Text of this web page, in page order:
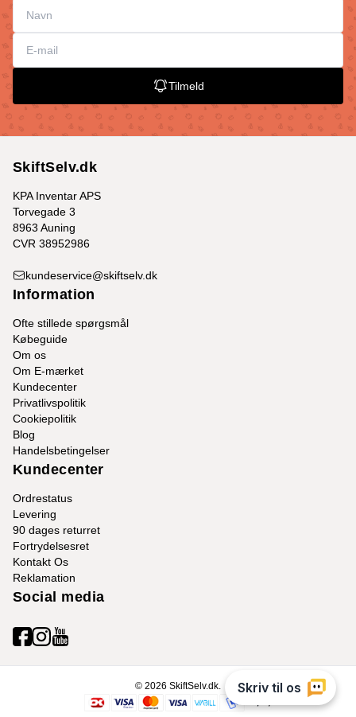
Tilmeld
SkiftSelv.dk
KPA Inventar APS
Torvegade 3
8963 Auning
CVR 38952986
kundeservice@skiftselv.dk
Information
Ofte stillede spørgsmål
Købeguide
Om os
Om E-mærket
Kundecenter
Privatlivspolitik
Cookiepolitik
Blog
Handelsbetingelser
Kundecenter
Ordrestatus
Levering
90 dages returret
Fortrydelsesret
Kontakt Os
Reklamation
Social media
© 2026 SkiftSelv.dk.